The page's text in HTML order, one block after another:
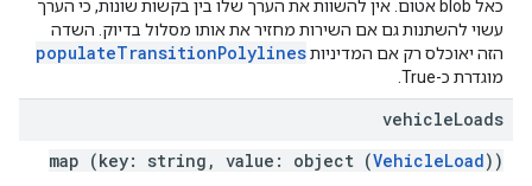
כאל blob אטום. אין להשוות את הערך שלו בין בקשות שונות, כי הערך
עשוי להשתנות גם אם השירות מחזיר את אותו מסלול בדיוק. השדה
הזה יאוכלס רק אם המדיניותpopulateTransitionPolylines
מוגדרת כ-True.
vehicleLoads
map (key: string, value: object (VehicleLoad))